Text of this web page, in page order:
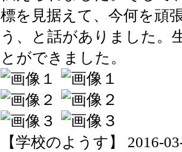
標を見据えて、今何を頑
う、と話がありました。
とができました。
【学校のようす】 2016-